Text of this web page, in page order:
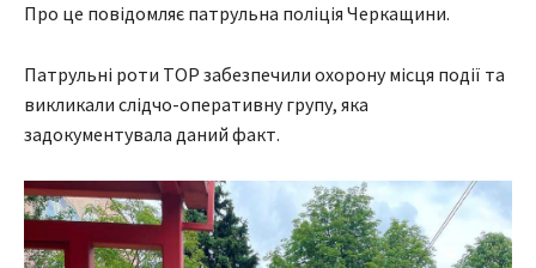
Про це повідомляє патрульна поліція Черкащини.
Патрульні роти ТОР забезпечили охорону місця події та
викликали слідчо-оперативну групу, яка
задокументувала даний факт.